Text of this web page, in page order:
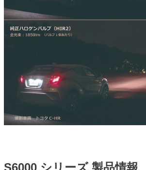
S6000 シリーズ 製品情報